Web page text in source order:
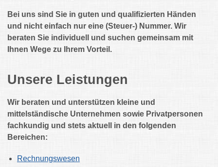
Bei uns sind Sie in guten und qualifizierten Händen
und nicht einfach nur eine (Steuer-) Nummer. Wir
beraten Sie individuell und suchen gemeinsam mit
Ihnen Wege zu Ihrem Vorteil.
Unsere Leistungen
Wir beraten und unterstützen kleine und
mittelständische Unternehmen sowie Privatpersonen
fachkundig und stets aktuell in den folgenden
Bereichen:
Rechnungswesen